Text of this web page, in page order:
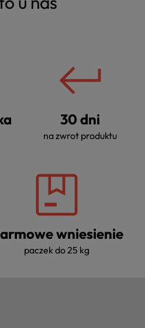
30 dni
na zwrot produktu
wniesienie
paczek do 25 kg